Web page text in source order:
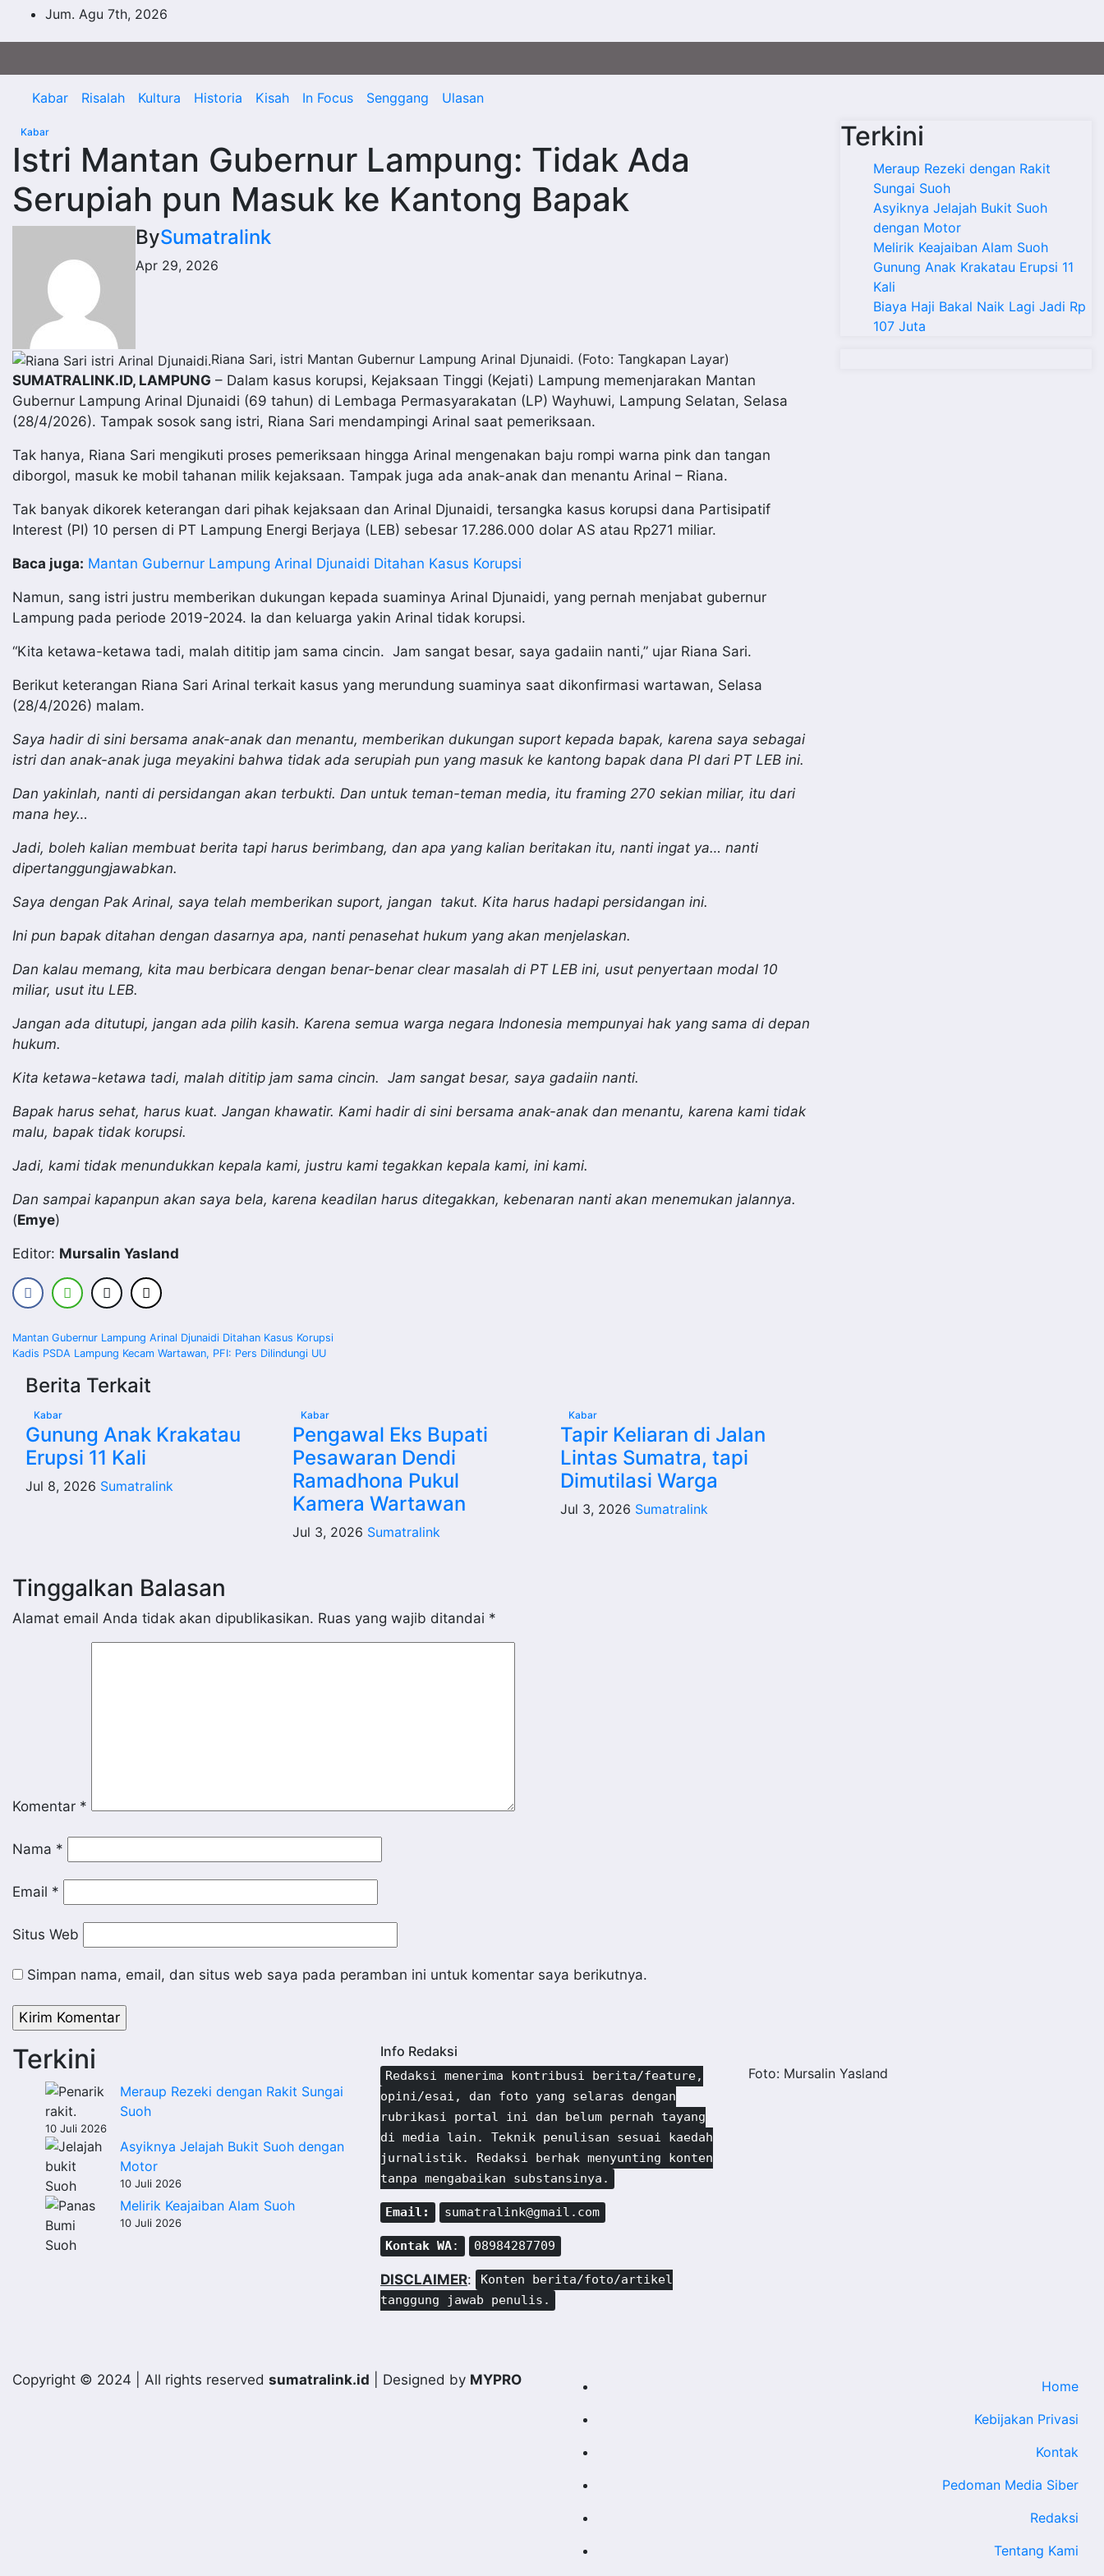
Jum. Agu 7th, 2026
Kabar Risalah Kultura Historia Kisah In Focus Senggang Ulasan
Kabar
Istri Mantan Gubernur Lampung: Tidak Ada
Serupiah pun Masuk ke Kantong Bapak
BySumatralink
Apr 29, 2026
Riana Sari, istri Mantan Gubernur Lampung Arinal Djunaidi. (Foto: Tangkapan Layar)
SUMATRALINK.ID, LAMPUNG – Dalam kasus korupsi, Kejaksaan Tinggi (Kejati) Lampung memenjarakan Mantan
Gubernur Lampung Arinal Djunaidi (69 tahun) di Lembaga Permasyarakatan (LP) Wayhuwi, Lampung Selatan, Selasa
(28/4/2026). Tampak sosok sang istri, Riana Sari mendampingi Arinal saat pemeriksaan.
Tak hanya, Riana Sari mengikuti proses pemeriksaan hingga Arinal mengenakan baju rompi warna pink dan tangan
diborgol, masuk ke mobil tahanan milik kejaksaan. Tampak juga ada anak-anak dan menantu Arinal – Riana.
Tak banyak dikorek keterangan dari pihak kejaksaan dan Arinal Djunaidi, tersangka kasus korupsi dana Partisipatif
Interest (PI) 10 persen di PT Lampung Energi Berjaya (LEB) sebesar 17.286.000 dolar AS atau Rp271 miliar.
Baca juga: Mantan Gubernur Lampung Arinal Djunaidi Ditahan Kasus Korupsi
Namun, sang istri justru memberikan dukungan kepada suaminya Arinal Djunaidi, yang pernah menjabat gubernur
Lampung pada periode 2019-2024. Ia dan keluarga yakin Arinal tidak korupsi.
“Kita ketawa-ketawa tadi, malah dititip jam sama cincin. Jam sangat besar, saya gadaiin nanti,” ujar Riana Sari.
Berikut keterangan Riana Sari Arinal terkait kasus yang merundung suaminya saat dikonfirmasi wartawan, Selasa
(28/4/2026) malam.
Saya hadir di sini bersama anak-anak dan menantu, memberikan dukungan suport kepada bapak, karena saya sebagai
istri dan anak-anak juga meyakini bahwa tidak ada serupiah pun yang masuk ke kantong bapak dana PI dari PT LEB ini.
Dan yakinlah, nanti di persidangan akan terbukti. Dan untuk teman-teman media, itu framing 270 sekian miliar, itu dari
mana hey…
Jadi, boleh kalian membuat berita tapi harus berimbang, dan apa yang kalian beritakan itu, nanti ingat ya… nanti
dipertanggungjawabkan.
Saya dengan Pak Arinal, saya telah memberikan suport, jangan takut. Kita harus hadapi persidangan ini.
Ini pun bapak ditahan dengan dasarnya apa, nanti penasehat hukum yang akan menjelaskan.
Dan kalau memang, kita mau berbicara dengan benar-benar clear masalah di PT LEB ini, usut penyertaan modal 10
miliar, usut itu LEB.
Jangan ada ditutupi, jangan ada pilih kasih. Karena semua warga negara Indonesia mempunyai hak yang sama di depan
hukum.
Kita ketawa-ketawa tadi, malah dititip jam sama cincin. Jam sangat besar, saya gadaiin nanti.
Bapak harus sehat, harus kuat. Jangan khawatir. Kami hadir di sini bersama anak-anak dan menantu, karena kami tidak
malu, bapak tidak korupsi.
Jadi, kami tidak menundukkan kepala kami, justru kami tegakkan kepala kami, ini kami.
Dan sampai kapanpun akan saya bela, karena keadilan harus ditegakkan, kebenaran nanti akan menemukan jalannya.
(Emye)
Editor: Mursalin Yasland
Navigasi
pos
Mantan Gubernur Lampung Arinal Djunaidi Ditahan Kasus Korupsi
Kadis PSDA Lampung Kecam Wartawan, PFI: Pers Dilindungi UU
Berita Terkait
Kabar
Gunung Anak Krakatau
Erupsi 11 Kali
Jul 8, 2026 Sumatralink
Kabar
Pengawal Eks Bupati
Pesawaran Dendi
Ramadhona Pukul
Kamera Wartawan
Jul 3, 2026 Sumatralink
Kabar
Tapir Keliaran di Jalan
Lintas Sumatra, tapi
Dimutilasi Warga
Jul 3, 2026 Sumatralink
Tinggalkan Balasan
Alamat email Anda tidak akan dipublikasikan. Ruas yang wajib ditandai *
Komentar *
Nama *
Email *
Situs Web
Simpan nama, email, dan situs web saya pada peramban ini untuk komentar saya berikutnya.
Terkini
Meraup Rezeki dengan Rakit
Sungai Suoh
Asyiknya Jelajah Bukit Suoh
dengan Motor
Melirik Keajaiban Alam Suoh
Gunung Anak Krakatau Erupsi 11
Kali
Biaya Haji Bakal Naik Lagi Jadi Rp
107 Juta
Terkini
Meraup Rezeki dengan Rakit Sungai
Suoh
10 Juli 2026
Asyiknya Jelajah Bukit Suoh dengan
Motor
10 Juli 2026
Melirik Keajaiban Alam Suoh
10 Juli 2026
Info Redaksi
Redaksi menerima kontribusi berita/feature,
opini/esai, dan foto yang selaras dengan
rubrikasi portal ini dan belum pernah tayang
di media lain. Teknik penulisan sesuai kaedah
jurnalistik. Redaksi berhak menyunting konten
tanpa mengabaikan substansinya.
Email: sumatralink@gmail.com
Kontak WA: 08984287709
DISCLAIMER:
Konten berita/foto/artikel
tanggung jawab penulis.
Foto: Mursalin Yasland
Copyright © 2024 | All rights reserved sumatralink.id | Designed by MYPRO
Home
Kebijakan Privasi
Kontak
Pedoman Media Siber
Redaksi
Tentang Kami